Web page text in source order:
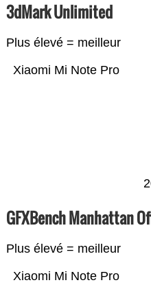
3dMark Unlimited
Plus élevé = meilleur
Xiaomi Mi Note Pro
GFXBench Manhattan
Plus élevé = meilleur
Xiaomi Mi Note Pro